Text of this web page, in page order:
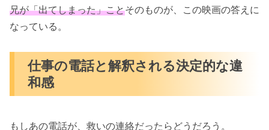
兄が「出てしまった」ことそのものが、この映画の答えに
なっている。
仕事の電話と解釈される決定的な違
和感
もしあの電話が、救いの連絡だったらどうだろう。